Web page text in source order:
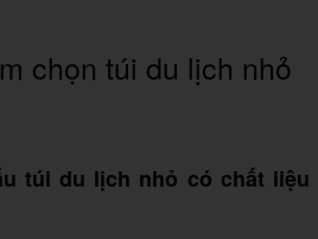
chọn túi du lịch nhỏ
túi du lịch nhỏ có chất liệu